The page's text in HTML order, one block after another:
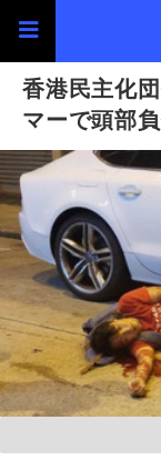
香港民主化
マーで頭部